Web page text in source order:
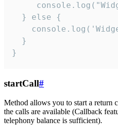
  } else {
  }
}
startCall#
Method allows you to start a return
the calls are available (Callback
telephony balance is sufficient).